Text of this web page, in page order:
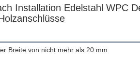
Installation Edelstahl WPC
Breite von nicht mehr als 20 mm